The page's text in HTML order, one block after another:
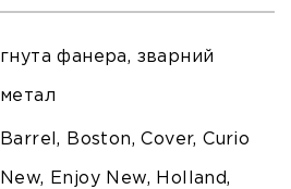
гнута фанера, зварний
метал
Barrel, Boston, Cover, Curio
New, Enjoy New, Holland,